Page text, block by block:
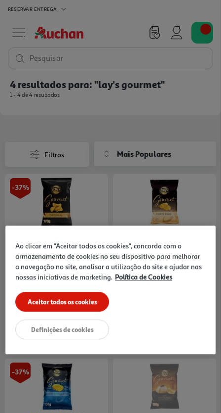
RESERVAR ENTREGA
Pesquisar
4 resultados para: "lay's gourmet"
1 - 4 de 4 resultados
Filtros Mais Populares
-37%
170g
9.94 €/Kg
Price reduced from
2,69 €to
1,69 €
Promoção
Finissima 170g
15.82 €/Kg
2,69 €
-37%
Ao clicar em "Aceitar todos os cookies", concorda com o
armazenamento de cookies no seu dispositivo para melhorar
a navegação no site, analisar a utilização do site e ajudar nas
nossas iniciativas de marketing. Política de Cookies
Aceitar todos os cookies
Definições de cookies